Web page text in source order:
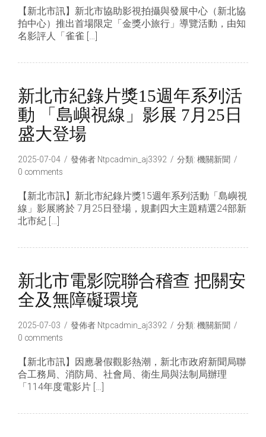
【新北市訊】新北市協助影視拍攝與發展中心（新北協
拍中心）推出首場限定「金獎小旅行」導覽活動，由知
名影評人「雀雀 […]
新北市紀錄片獎15週年系列活
動 「島嶼視線」影展 7月25日
盛大登場
2025-07-04 發佈者 Ntpcadmin_aj3392 分類: 機關新聞
0 comments
【新北市訊】新北市紀錄片獎15週年系列活動「島嶼視
線」影展將於 7月25日登場，規劃四大主題精選24部新
北市紀 […]
新北市電影院聯合稽查 把關安
全及無障礙環境
2025-07-03 發佈者 Ntpcadmin_aj3392 分類: 機關新聞
0 comments
【新北市訊】因應暑假觀影熱潮，新北市政府新聞局聯
合工務局、消防局、社會局、衛生局與法制局辦理
「114年度電影片 […]